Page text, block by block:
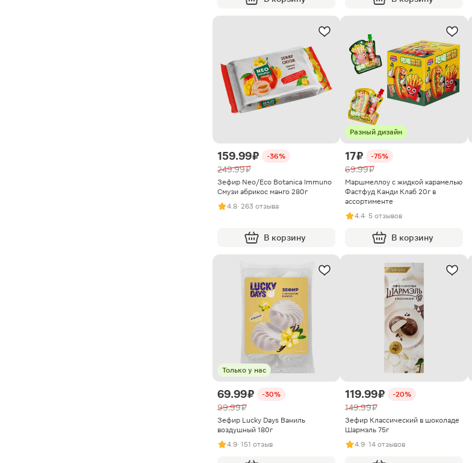
159.99 ₽ -36%
249.99 ₽
Зефир Neo/Eco Botanica Immuno
Смузи абрикос манго 280г
4.8· 263 отзыва
В корзину
Разный дизайн
17 ₽ -75%
69.99 ₽
Маршмеллоу с жидкой карамелью
Фастфуд Канди Клаб 20г в
ассортименте
4.4· 5 отзывов
В корзину
Только у нас
69.99 ₽ -30%
99.99 ₽
Зефир Lucky Days Ваниль
воздушный 180г
4.9· 151 отзыв
119.99 ₽ -20%
149.99 ₽
Зефир Классический в шоколаде
Шармэль 75г
4.9· 14 отзывов